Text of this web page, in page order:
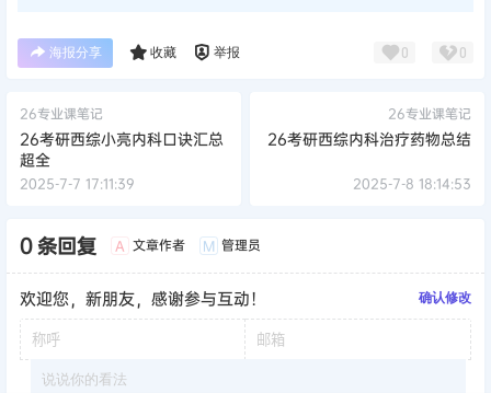
海报分享 收藏 举报 0 0
26专业课笔记
26考研西综小亮内科口诀汇总
超全
2025-7-7 17:11:39
26专业课笔记
26考研西综内科治疗药物总结
2025-7-8 18:14:53
0 条回复 A 文章作者 M 管理员
欢迎您，新朋友，感谢参与互动！ 确认修改